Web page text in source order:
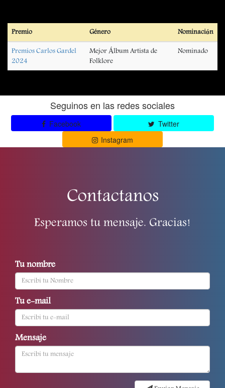
Premio Género Nominación
Premios Carlos Gardel
2024
Mejor Álbum Artista de
Folklore
Nominado
Seguinos en las redes sociales
Facebook
Twitter
Instagram
Contactanos
Esperamos tu mensaje. Gracias!
Tu nombre
Tu e-mail
Mensaje